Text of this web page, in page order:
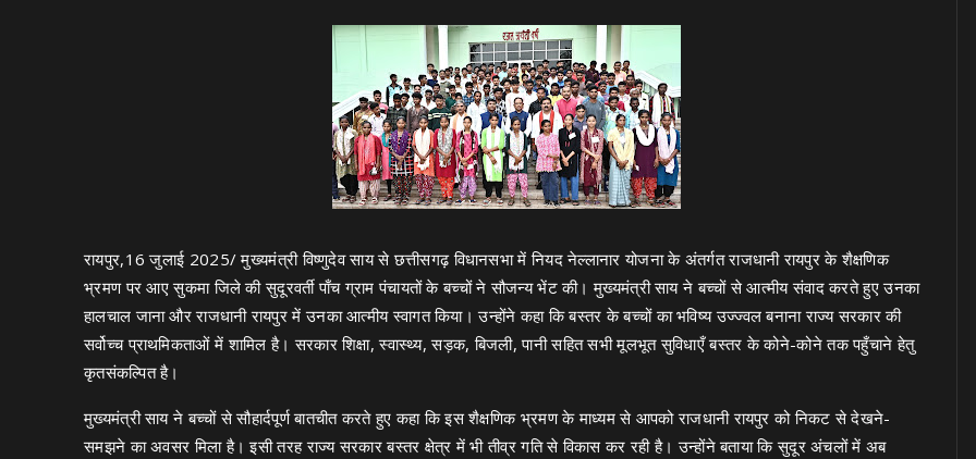
रायपुर,16 जुलाई 2025/ मुख्यमंत्री विष्णुदेव साय से छत्तीसगढ़ विधानसभा में नियद नेल्लानार योजना के अंतर्गत राजधानी रायपुर के शैक्षणिक
भ्रमण पर आए सुकमा जिले की सुदूरवर्ती पाँच ग्राम पंचायतों के बच्चों ने सौजन्य भेंट की। मुख्यमंत्री साय ने बच्चों से आत्मीय संवाद करते हुए उनका
हालचाल जाना और राजधानी रायपुर में उनका आत्मीय स्वागत किया। उन्होंने कहा कि बस्तर के बच्चों का भविष्य उज्ज्वल बनाना राज्य सरकार की
सर्वोच्च प्राथमिकताओं में शामिल है। सरकार शिक्षा, स्वास्थ्य, सड़क, बिजली, पानी सहित सभी मूलभूत सुविधाएँ बस्तर के कोने-कोने तक पहुँचाने हेतु
कृतसंकल्पित है।
मुख्यमंत्री साय ने बच्चों से सौहार्दपूर्ण बातचीत करते हुए कहा कि इस शैक्षणिक भ्रमण के माध्यम से आपको राजधानी रायपुर को निकट से देखने-
समझने का अवसर मिला है। इसी तरह राज्य सरकार बस्तर क्षेत्र में भी तीव्र गति से विकास कर रही है। उन्होंने बताया कि सुदूर अंचलों में अब